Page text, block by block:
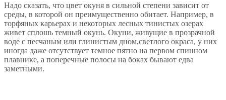
Надо сказать, что цвет окуня в сильной степени зависит от
среды, в которой он преимущественно обитает. Например, в
торфяных карьерах и некоторых лесных тинистых озерах
живет сплошь темный окунь. Окуни, живущие в прозрачной
воде с песчаным или глинистым дном,светлого окраса, у них
иногда даже отсутствует темное пятно на первом спинном
плавнике, а поперечные полосы на боках бывают едва
заметными.